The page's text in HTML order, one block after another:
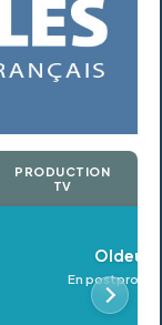
PRODUCTION
TV